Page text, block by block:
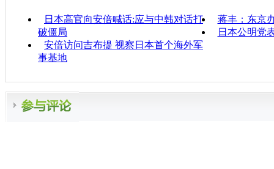
日本高官向安倍喊话:应与中韩对话打
破僵局
蒋丰：东京
日本公明党
安倍访问吉布提 视察日本首个海外军
事基地